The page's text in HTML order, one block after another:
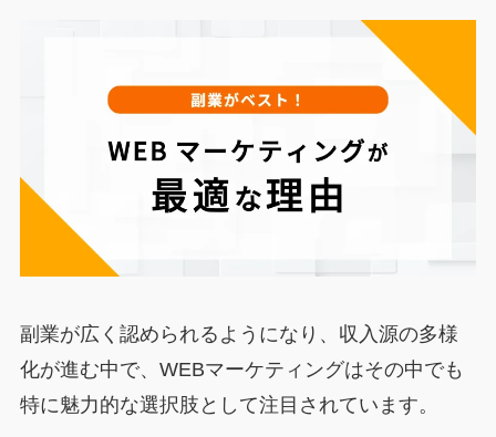
副業が広く認められるようになり、収入源の多様
化が進む中で、WEBマーケティングはその中でも
特に魅力的な選択肢として注目されています。